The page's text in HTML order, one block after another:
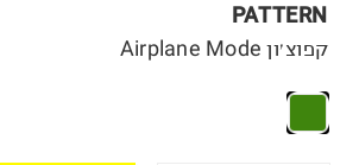
PATTERN
קפוצ׳ון Airplane Mode